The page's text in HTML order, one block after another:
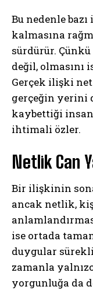
Bu nedenle
kalmasına
sürdürür.
değil, olmasını
Gerçek ilişki
gerçeğin yerini
kaybettiği
ihtimali özler.
Netlik Can
Bir ilişkinin
ancak netlik,
ise ortada
duygular sürekli
zamanla
yorgunluğa da